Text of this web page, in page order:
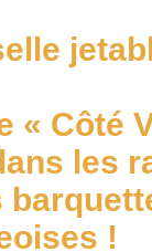
« Côté
les
!